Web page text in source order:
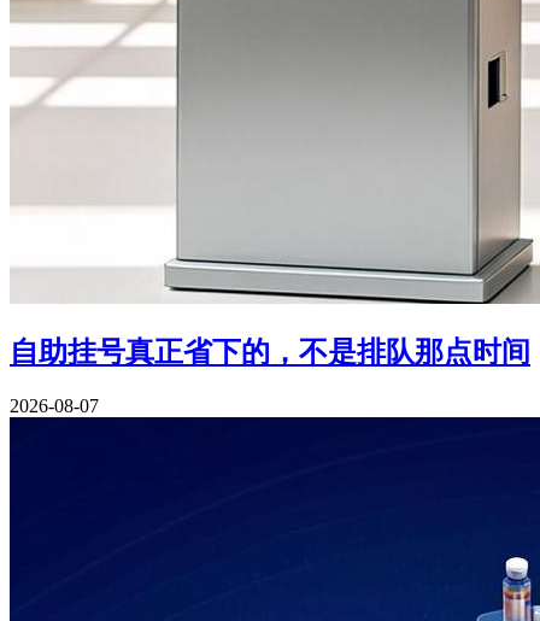
自助挂号真正省下的，不是排队那点时间
2026-08-07